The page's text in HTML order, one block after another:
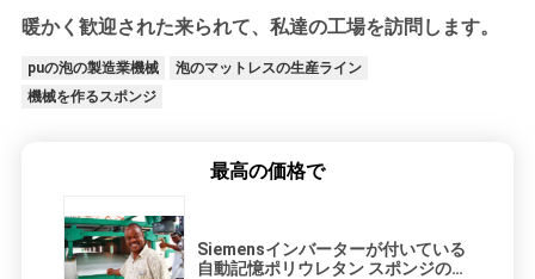
暖かく歓迎された来られて、私達の工場を訪問します。
puの泡の製造業機械
泡のマットレスの生産ライン
機械を作るスポンジ
最高の価格で
Siemensインバーターが付いている
自動記憶ポリウレタン スポンジの生